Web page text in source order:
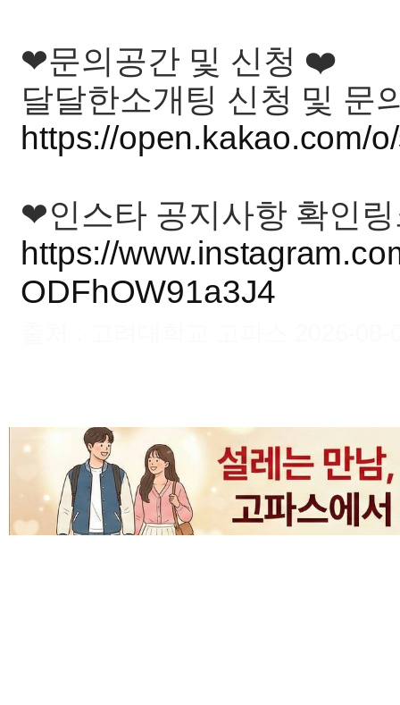
❤문의공간 및 신청 ❤️
달달한소개팅 신청 및 문
https://open.kakao.com/
❤인스타 공지사항 확인
https://
ODFhOW91a3J4